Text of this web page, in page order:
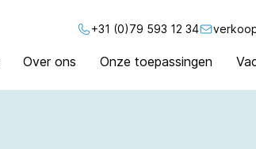
+31 (0)79 593 12 34
Over ons Onze toepassingen